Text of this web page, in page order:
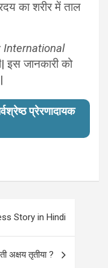
का शरीर में ताल
International
इस जानकारी को
प्रेरणादायक
Story in Hindi
अक्षय तृतीया ?